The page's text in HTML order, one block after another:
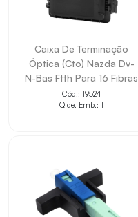
Caixa De Terminação
Óptica (Cto) Nazda Dv-
N-Bas Ftth Para 16 Fibras
Cód.: 19524
Qtde. Emb.: 1